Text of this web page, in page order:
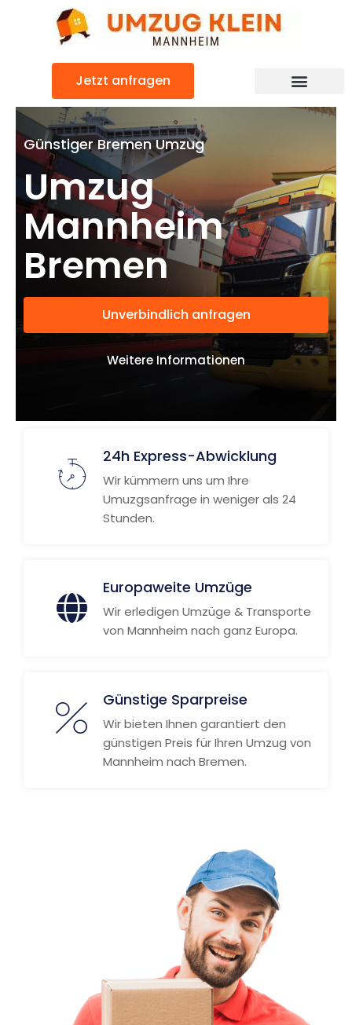
Jetzt anfragen
Günstiger Bremen Umzug
Umzug
Mannheim
Bremen
Unverbindlich anfragen
Weitere Informationen
24h Express-Abwicklung
Wir kümmern uns um Ihre
Umuzgsanfrage in weniger als 24
Stunden.
Europaweite Umzüge
Wir erledigen Umzüge & Transporte
von Mannheim nach ganz Europa.
Günstige Sparpreise
Wir bieten Ihnen garantiert den
günstigen Preis für Ihren Umzug von
Mannheim nach Bremen.